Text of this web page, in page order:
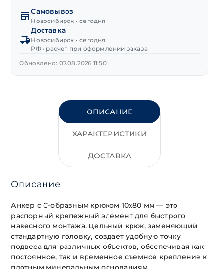
образным
крюком
10х80 мм
Самовывоз
Новосибирск • сегодня
Доставка
Новосибирск • сегодня
РФ • расчет при оформлении заказа
Обновлено: 07.08.2026 11:50
ОПИСАНИЕ
ХАРАКТЕРИСТИКИ
ДОСТАВКА
Описание
Анкер с С-образным крюком 10х80 мм — это
распорный крепежный элемент для быстрого
навесного монтажа. Цельный крюк, заменяющий
стандартную головку, создает удобную точку
подвеса для различных объектов, обеспечивая как
постоянное, так и временное съемное крепление к
плотным минеральным основаниям.